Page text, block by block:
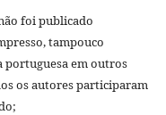
foi publicado
tampouco
portuguesa em outros
os autores participaram